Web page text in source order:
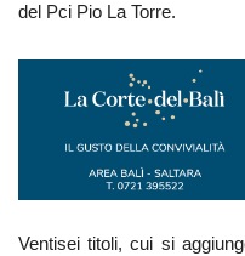
del Pci Pio La Torre.
Ventisei titoli, cui si